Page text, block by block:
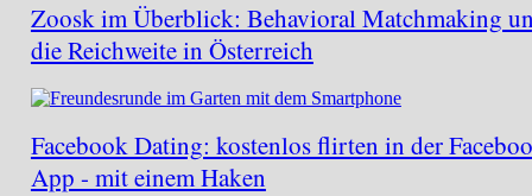
Zoosk im Überblick: Behavioral Matchmaking
die Reichweite in Österreich
Facebook Dating: kostenlos flirten in der
App - mit einem Haken